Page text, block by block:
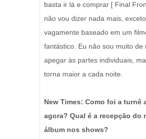
basta ir lá e comprar [ Final
não vou dizer nada mais,
vagamente baseado em um
fantástico. Eu não sou muito de
apegar às partes individuais,
torna maior a cada noite.
New Times: Como foi a turnê
agora? Qual é a recepção do
álbum nos shows?